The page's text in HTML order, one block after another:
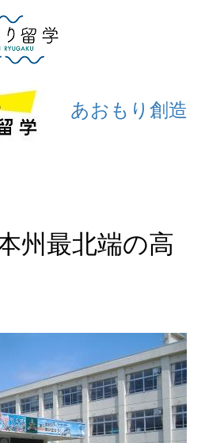
あおもり創造
州最北端の高